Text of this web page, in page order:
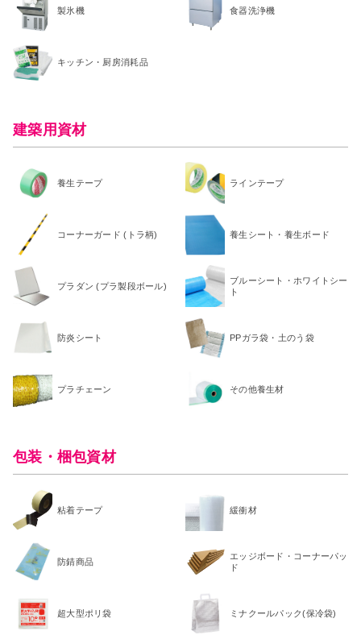
製氷機 食器洗浄機
キッチン・厨房消耗品
建築用資材
養生テープ ラインテープ
コーナーガード (トラ柄) 養生シート・養生ボード
プラダン (プラ製段ボール)
ブルーシート・ホワイトシー
ト
防炎シート PPガラ袋・土のう袋
プラチェーン その他養生材
包装・梱包資材
粘着テープ 緩衝材
防錆商品
エッジボード・コーナーパッ
ド
超大型ポリ袋 ミナクールパック(保冷袋)